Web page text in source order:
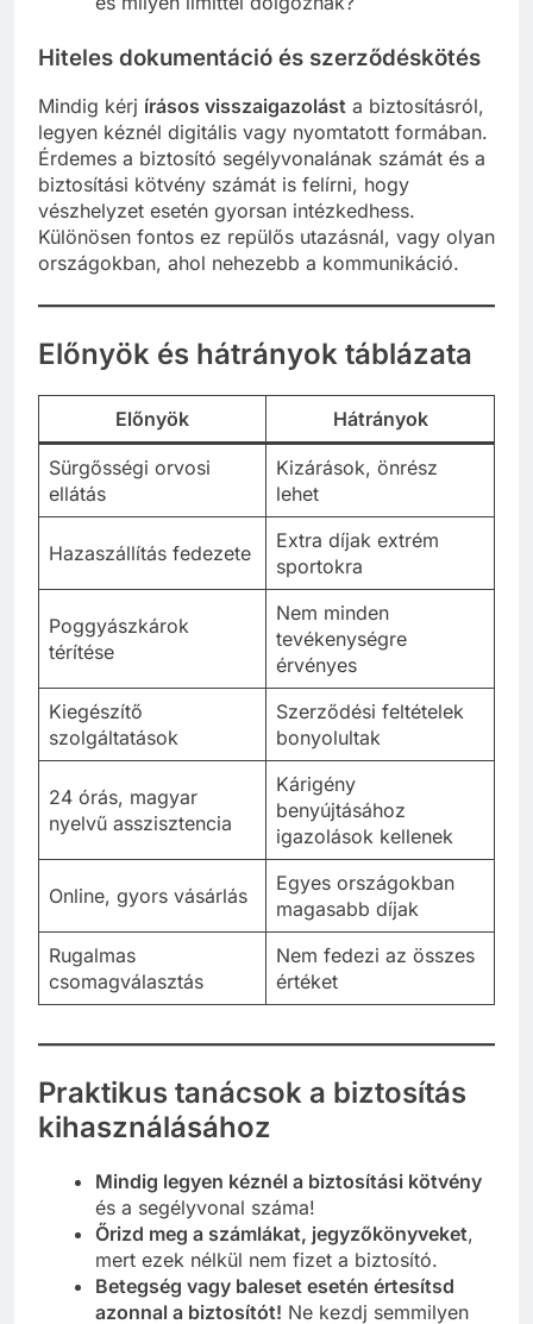
Hiteles dokumentáció és szerződéskötés
Mindig kérj írásos visszaigazolást a biztosításról,
legyen kéznél digitális vagy nyomtatott formában.
Érdemes a biztosító segélyvonalának számát és a
biztosítási kötvény számát is felírni, hogy
vészhelyzet esetén gyorsan intézkedhess.
Különösen fontos ez repülős utazásnál, vagy olyan
országokban, ahol nehezebb a kommunikáció.
Előnyök és hátrányok táblázata
Előnyök Hátrányok
Sürgősségi orvosi
ellátás
Kizárások, önrész
lehet
Hazaszállítás fedezete
Extra díjak extrém
sportokra
Poggyászkárok
térítése
Nem minden
tevékenységre
érvényes
Kiegészítő
szolgáltatások
Szerződési feltételek
bonyolultak
24 órás, magyar
nyelvű asszisztencia
Kárigény
benyújtásához
igazolások kellenek
Online, gyors vásárlás
Egyes országokban
magasabb díjak
Rugalmas
csomagválasztás
Nem fedezi az összes
értéket
Praktikus tanácsok a biztosítás
kihasználásához
Mindig legyen kéznél a biztosítási kötvény
és a segélyvonal száma!
Őrizd meg a számlákat, jegyzőkönyveket,
mert ezek nélkül nem fizet a biztosító.
Betegség vagy baleset esetén értesítsd
azonnal a biztosítót! Ne kezdj semmilyen